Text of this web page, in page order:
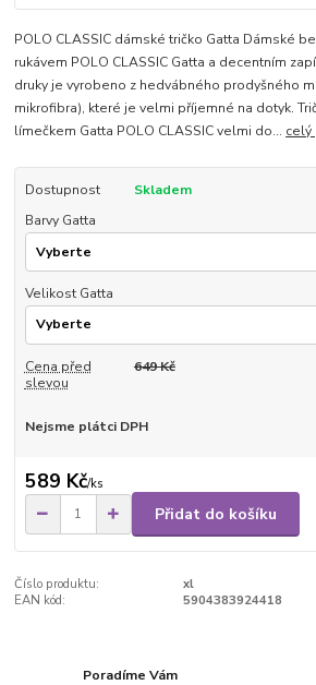
POLO CLASSIC dámské tričko Gatta Dámské
rukávem POLO CLASSIC Gatta a decentním
druky je vyrobeno z hedvábného prodyšného
mikrofibra), které je velmi příjemné na dotyk.
límečkem Gatta POLO CLASSIC velmi do... celý
Dostupnost
Skladem
Barvy Gatta
Velikost Gatta
Cena před
slevou
649 Kč
Nejsme plátci DPH
589 Kč/ks
Přidat do košíku
Číslo produktu:
xl
EAN kód:
5904383924418
Poradíme Vám